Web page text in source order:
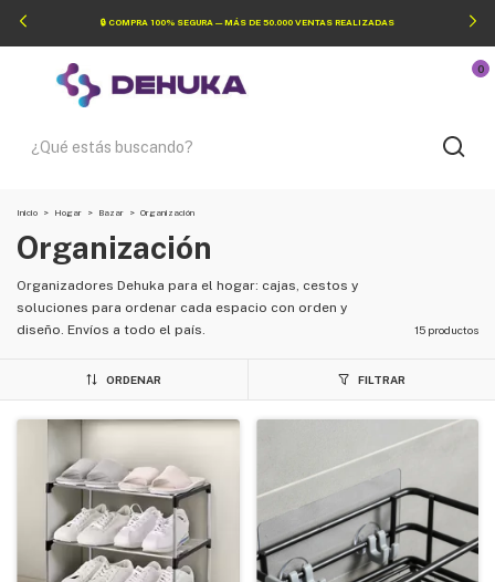
🔒 COMPRA 100% SEGURA — MÁS DE 50.000 VENTAS REALIZADAS
0
Inicio > Hogar > Bazar > Organización
Organización
Organizadores Dehuka para el hogar: cajas, cestos y
soluciones para ordenar cada espacio con orden y
diseño. Envíos a todo el país.
15 productos
ORDENAR FILTRAR